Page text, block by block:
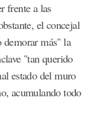
frente a las
el concejal
demorar más" la
"tan querido
estado del muro
acumulando todo